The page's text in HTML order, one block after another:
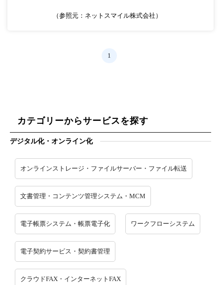
（参照元：ネットスマイル株式会社）
1
カテゴリーからサービスを探す
デジタル化・オンライン化
オンラインストレージ・ファイルサーバー・ファイル転送
文書管理・コンテンツ管理システム・MCM
電子帳票システム・帳票電子化 ワークフローシステム
電子契約サービス・契約書管理
クラウドFAX・インターネットFAX